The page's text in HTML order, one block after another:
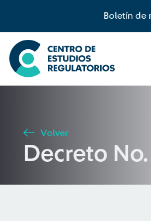
Boletín de
Búsqueda
Seleccione país
Buscar
Volver
Decreto No.